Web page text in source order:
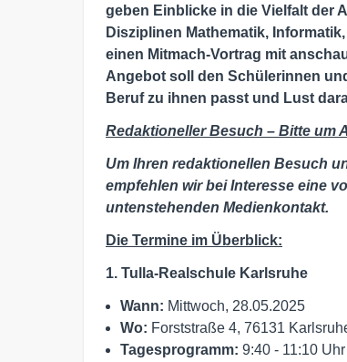
geben Einblicke in die Vielfalt der
Disziplinen Mathematik,
einen Mitmach-Vortrag mit
Angebot soll den Schülerinnen
Beruf zu ihnen passt und Lust
Redaktioneller Besuch – Bitte um
Um Ihren redaktionellen Besuch
empfehlen wir bei Interesse eine
untenstehenden Medienkontakt.
Die Termine im Überblick:
1. Tulla-Realschule Karlsruhe
Wann: Mittwoch, 28.05.2025
Wo: Forststraße 4, 76131
Tagesprogramm: 9:40 - 11:10